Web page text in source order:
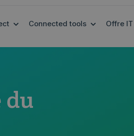
FOR EHEALTH
SHOW SUBMENU FOR
Connected tools SHOWOffre IT
du